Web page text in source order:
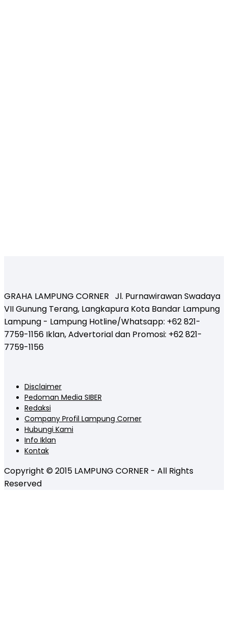
GRAHA LAMPUNG CORNER Jl. Purnawirawan Swadaya
VII Gunung Terang, Langkapura Kota Bandar Lampung
Lampung - Lampung Hotline/Whatsapp: +62 821-
7759-1156 Iklan, Advertorial dan Promosi: +62 821-
7759-1156
Disclaimer
Pedoman Media SIBER
Redaksi
Company Profil Lampung Corner
Hubungi Kami
Info Iklan
Kontak
Copyright © 2015 LAMPUNG CORNER - All Rights
Reserved